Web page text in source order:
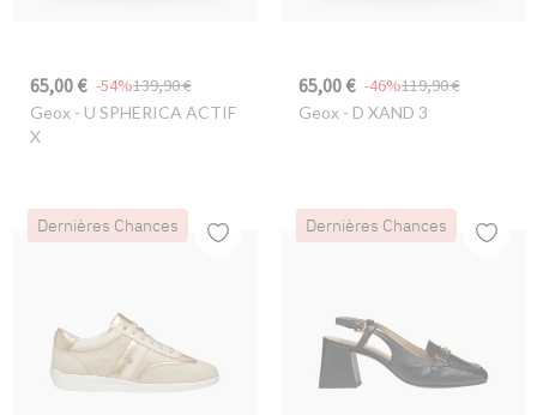
65,00 € 139,90 €
-54%
Geox- U SPHERICA ACTIF
X
65,00 € 119,90 €
-46%
Geox- D XAND 3
Dernières Chances Dernières Chances